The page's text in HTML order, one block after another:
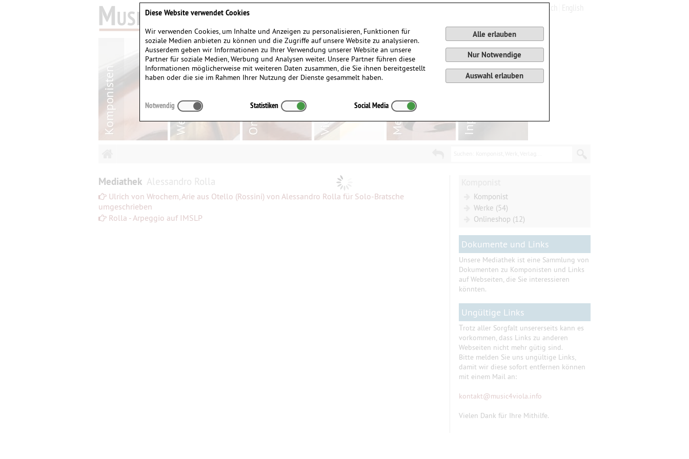
Mediathek Alessandro Rolla
Ulrich von Wrochem, Arie aus Otello (Rossini) von Alessandro Rolla für Solo-Bratsche
umgeschrieben
Rolla - Arpeggio auf IMSLP
Komponist
Werke (54)
Onlineshop (12)
Dokumente und Links
Unsere Mediathek ist eine Sammlung von
Dokumenten zu Komponisten und Links
auf Webseiten, die Sie interessieren
könnten.
Ungültige Links
Trotz aller Sorgfalt unsererseits kann es
vorkommen, dass Links zu anderen
Webseiten nicht mehr gütig sind.
Bitte melden Sie uns ungültige Links,
damit wir diese sofort entfernen können
mit einem Mail an:
kontakt@music4viola.info
Vielen Dank für Ihre Mithilfe.
Diese Website verwendet Cookies
Wir verwenden Cookies, um Inhalte und Anzeigen zu personalisieren, Funktionen für
soziale Medien anbieten zu können und die Zugriffe auf unsere Website zu analysieren.
Ausserdem geben wir Informationen zu Ihrer Verwendung unserer Website an unsere
Partner für soziale Medien, Werbung und Analysen weiter. Unsere Partner führen diese
Informationen möglicherweise mit weiteren Daten zusammen, die Sie ihnen bereitgestellt
haben oder die sie im Rahmen Ihrer Nutzung der Dienste gesammelt haben.
Alle erlauben
Nur Notwendige
Auswahl erlauben
Notwendig Statistiken Social Media